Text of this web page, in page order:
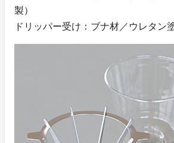
製）
ドリッパー受け：ブナ材／ウレタン